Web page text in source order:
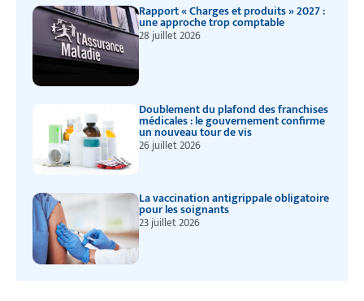
Rapport « Charges et produits » 2027 :
une approche trop comptable
28 juillet 2026
Doublement du plafond des franchises
médicales : le gouvernement confirme
un nouveau tour de vis
26 juillet 2026
La vaccination antigrippale obligatoire
pour les soignants
23 juillet 2026